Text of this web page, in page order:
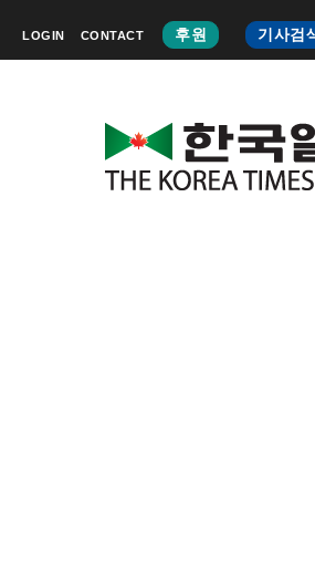
LOGIN CONTACT 후원 기사검